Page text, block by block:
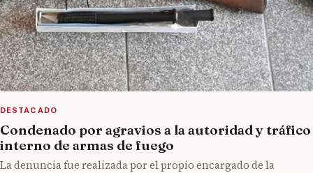
DESTACADO
Condenado por agravios a la autoridad y tráfico
interno de armas de fuego
La denuncia fue realizada por el propio encargado de la